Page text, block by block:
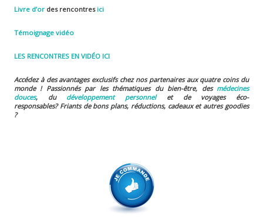
Livre d’or des rencontresici
Témoignage vidéo
LES RENCONTRES EN VIDÉO ICI
Accédez à des avantages exclusifs chez nos partenaires aux quatre coins du
monde ! Passionnés par les thématiques du bien-être, des médecines
douces, du développement personnel et de voyages éco-
responsables? Friants de bons plans, réductions, cadeaux et autres goodies
?